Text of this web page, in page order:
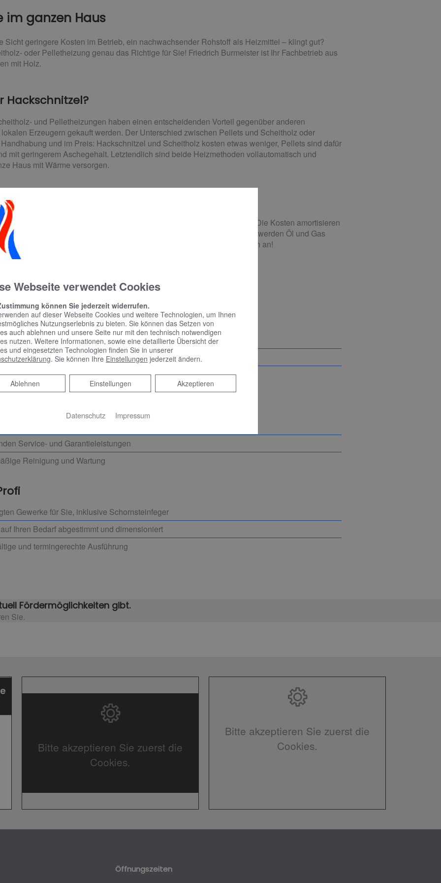
im ganzen Haus
Sicht geringere Kosten im Betrieb, ein nachwachsender Rohstoff als Heizmittel – klingt gut?
oder Pelletheizung genau das Richtige für Sie! Friedrich Burmeister ist Ihr Fachbetrieb aus
mit Holz.
Hackschnitzel?
und Pelletheizungen haben einen entscheidenden Vorteil gegenüber anderen
Erzeugern gekauft werden. Der Unterschied zwischen Pellets und Scheitholz oder
und im Preis: Hackschnitzel und Scheitholz kosten etwas weniger, Pellets sind dafür
mit geringerem Aschegehalt. Letztendlich sind beide Heizmethoden vollautomatisch und
Haus mit Wärme versorgen.
hohe Förderung
, Hackschnitzel- oder Pelletheizung sind vergleichsweise hoch. Die Kosten amortisieren
recht schnell: Nicht zuletzt wegen der 2021 eingeführten CO
-Steuer werden Öl und Gas
Sie gerne bei der Beantragung Ihrer Förderung, sprechen Sie uns einfach an!
und persönliche Beratung
Wünsche und bestimmen Ihren Bedarf
durch unser Fachpersonal
Kostenaufstellung
führender Hersteller
Service- und Garantieleistungen
Reinigung und Wartung
Gewerke für Sie, inklusive Schornsteinfeger
Ihren Bedarf abgestimmt und dimensioniert
und termingerechte Ausführung
Fördermöglichkeiten gibt.
Sie.​
Bitte akzeptieren Sie zuerst die
Cookies.
Bitte akzeptieren Sie zuerst die
Cookies.
Öffnungszeiten
Webseite verwendet Cookies
können Sie jederzeit widerrufen.
auf dieser Webseite Cookies und weitere Technologien, um Ihnen
Nutzungserlebnis zu bieten. Sie können das Setzen von
auch ablehnen und unsere Seite nur mit den technisch notwendigen
nutzen. Weitere Informationen, sowie eine detaillierte Übersicht der
und eingesetzten Technologien finden Sie in unserer
. Sie können Ihre Einstellungen jederzeit ändern.
Akzeptieren
Einstellungen
Ablehnen
Ablehnen
Datenschutz Impressum